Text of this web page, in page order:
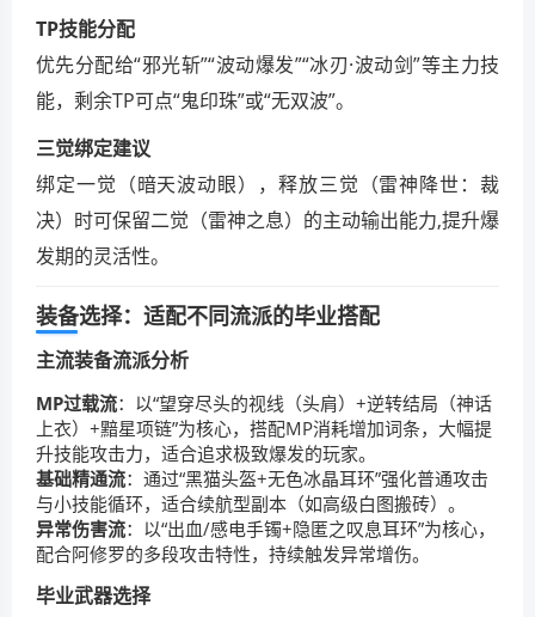
TP技能分配
优先分配给“邪光斩”“波动爆发”“冰刃·波动剑”等主力技
能，剩余TP可点“鬼印珠”或“无双波”。
三觉绑定建议
绑定一觉（暗天波动眼），释放三觉（雷神降世：裁
决）时可保留二觉（雷神之息）的主动输出能力,提升爆
发期的灵活性。
装备选择：适配不同流派的毕业搭配
主流装备流派分析
MP过载流：以“望穿尽头的视线（头肩）+逆转结局（神话
上衣）+黯星项链”为核心，搭配MP消耗增加词条，大幅提
升技能攻击力，适合追求极致爆发的玩家。
基础精通流：通过“黑猫头盔+无色冰晶耳环”强化普通攻击
与小技能循环，适合续航型副本（如高级白图搬砖）。
异常伤害流：以“出血/感电手镯+隐匿之叹息耳环”为核心，
配合阿修罗的多段攻击特性，持续触发异常增伤。
毕业武器选择